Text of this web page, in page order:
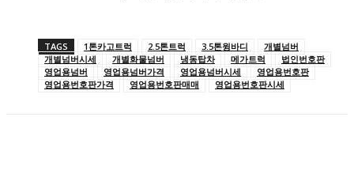
TAGS 1톤카고트럭 2.5톤트럭 3.5톤윙바디
개별넘버
개별넘버시세
개별화물넘버 냉동탑차 메가트럭
법인번호판
영업용넘버
영업용넘버가격 영업용넘버시세
영업용번호판
영업용번호판가격
영업용번호판매매 영업용번호판시세